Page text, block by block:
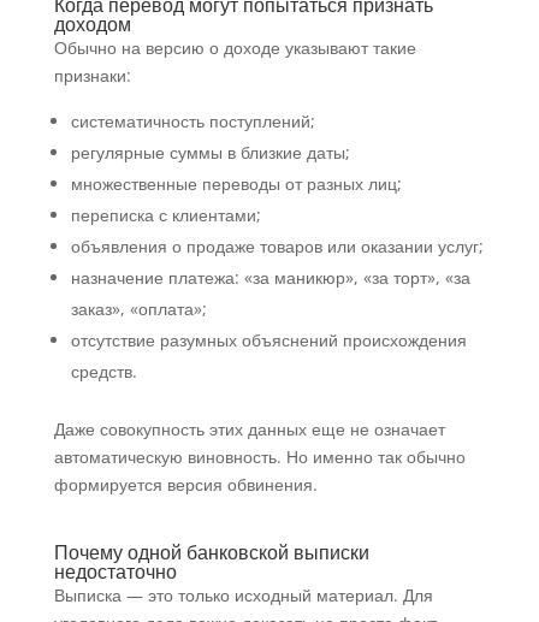
доходом
Обычно на версию о доходе указывают такие
признаки:
систематичность поступлений;
регулярные суммы в близкие даты;
множественные переводы от разных лиц;
переписка с клиентами;
объявления о продаже товаров или оказании услуг;
назначение платежа: «за маникюр», «за торт», «за
заказ», «оплата»;
отсутствие разумных объяснений происхождения
средств.
Даже совокупность этих данных еще не означает
автоматическую виновность. Но именно так обычно
формируется версия обвинения.
Почему одной банковской выписки
недостаточно
Выписка — это только исходный материал. Для